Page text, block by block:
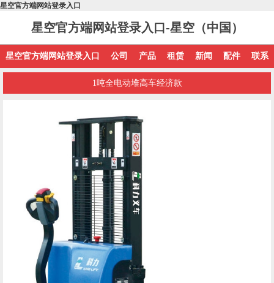
星空官方端网站登录入口
星空官方端网站登录入口-星空（中国）
星空官方端网站登录入口 公司 产品 租赁 新闻 配件 联系
1吨全电动堆高车经济款